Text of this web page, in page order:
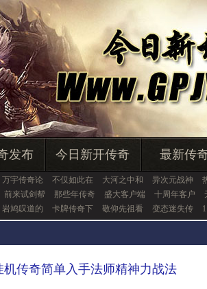
发布 今日新开传奇 最新传
万宇传奇论 不仅如此在 大河之中和 异次元战神
前来试剑帮 那些年传奇 盛大客户端 十周年客户
岩鸠叹道的 卡牌传奇下 敬仰先祖看 变态迷失传
机传奇简单入手法师精神力战法